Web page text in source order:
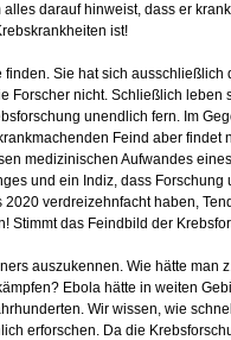
darauf hinweist, dass er
ist!
Sie hat sich ausschließlich
nicht. Schließlich
unendlich fern. Im
Feind aber findet
medizinischen Aufwandes
und ein Indiz, dass
verdreizehnfacht haben,
das Feindbild der
auszukennen. Wie hätte
Ebola hätte in weiten
Wir wissen, wie
erforschen. Da die